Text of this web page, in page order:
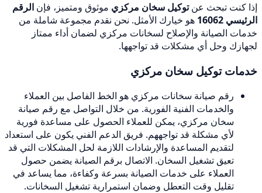
إذا كنت تبحث عنتوكيل سخان مركزي موثوق ومتميز، فإن الرقم
الرئيسي 16062
هو خيارك الأمثل. نحن نقدم مجموعة شاملة من
خدمات الصيانة والإصلاح لسخانات مركزي لضمان أداء ممتاز
لجهازك وحل أي مشكلات قد تواجهها.
خدمات توكيل سخان مركزي
رقم صيانة سخانات مركزي هو الخط الفاصل بين العملاء
والخدمات الفنية الفورية. من خلال التواصل مع رقم صيانة
سخان مركزي، يمكن للعملاء الحصول على مساعدة فورية
لأي مشكلة قد تواجههم. فريق الدعم الفني يكون على استعداد
لتقديم المساعدة والإرشادات اللازمة لحل المشكلات التي قد
تعيق تشغيل السخان. الاتصال برقم الصيانة يضمن حصول
العملاء على خدمات الصيانة بسرعة وكفاءة، مما يساعد في
تقليل وقت التعطل وضمان استمرارية تشغيل السخانات.